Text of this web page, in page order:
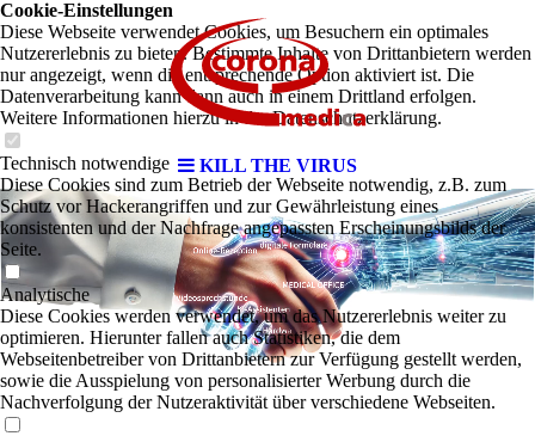
KILL THE VIRUS
Cookie-Einstellungen
Diese Webseite verwendet Cookies, um Besuchern ein optimales
Nutzererlebnis zu bieten. Bestimmte Inhalte von Drittanbietern werden
nur angezeigt, wenn die entsprechende Option aktiviert ist. Die
Datenverarbeitung kann dann auch in einem Drittland erfolgen.
Weitere Informationen hierzu in der Datenschutzerklärung.
Technisch notwendige
Diese Cookies sind zum Betrieb der Webseite notwendig, z.B. zum
Schutz vor Hackerangriffen und zur Gewährleistung eines
konsistenten und der Nachfrage angepassten Erscheinungsbilds der
Seite.
Analytische
Diese Cookies werden verwendet, um das Nutzererlebnis weiter zu
optimieren. Hierunter fallen auch Statistiken, die dem
Webseitenbetreiber von Drittanbietern zur Verfügung gestellt werden,
sowie die Ausspielung von personalisierter Werbung durch die
Nachverfolgung der Nutzeraktivität über verschiedene Webseiten.